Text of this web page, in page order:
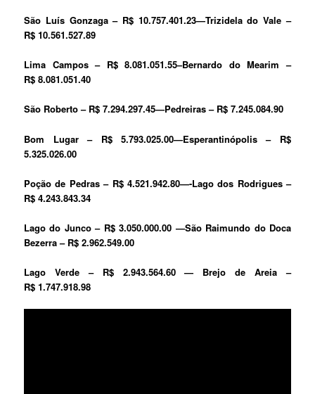
São Luís Gonzaga – R$ 10.757.401.23—Trizidela do Vale –
R$ 10.561.527.89
Lima Campos – R$ 8.081.051.55–Bernardo do Mearim –
R$ 8.081.051.40
São Roberto – R$ 7.294.297.45—Pedreiras – R$ 7.245.084.90
Bom Lugar – R$ 5.793.025.00—Esperantinópolis – R$
5.325.026.00
Poção de Pedras – R$ 4.521.942.80—-Lago dos Rodrigues –
R$ 4.243.843.34
Lago do Junco – R$ 3.050.000.00 —São Raimundo do Doca
Bezerra – R$ 2.962.549.00
Lago Verde – R$ 2.943.564.60 — Brejo de Areia –
R$ 1.747.918.98